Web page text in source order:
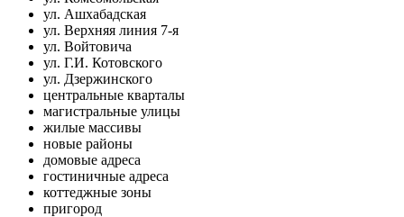
ул. Ашхабадская
ул. Верхняя линия 7-я
ул. Войтовича
ул. Г.И. Котовского
ул. Дзержинского
центральные кварталы
магистральные улицы
жилые массивы
новые районы
домовые адреса
гостиничные адреса
коттеджные зоны
пригород